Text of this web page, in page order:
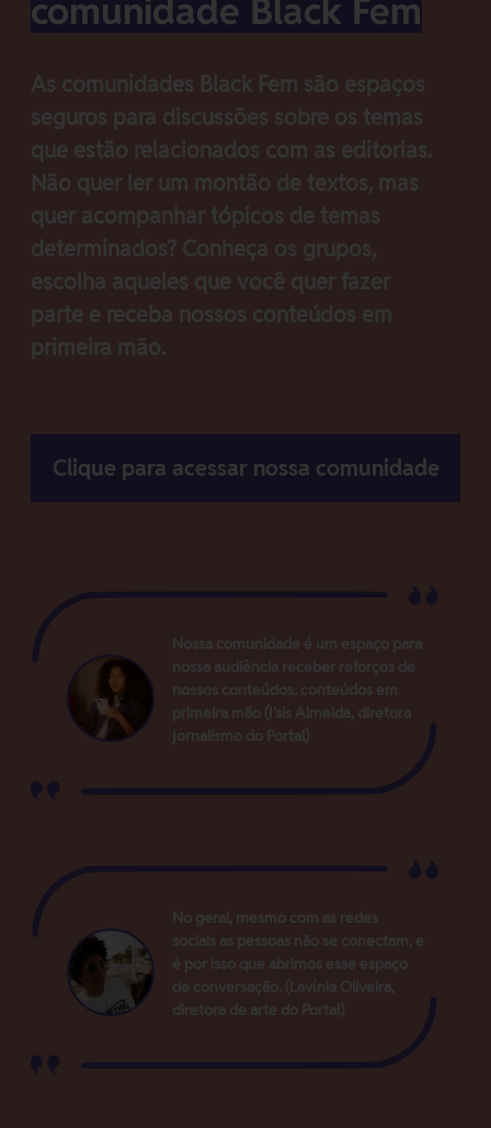
comunidade Black Fem
As comunidades Black Fem são espaços
seguros para discussões sobre os temas
que estão relacionados com as editorias.
Não quer ler um montão de textos, mas
quer acompanhar tópicos de temas
determinados? Conheça os grupos,
escolha aqueles que você quer fazer
parte e receba nossos conteúdos em
primeira mão.
Clique para acessar nossa comunidade
Nossa comunidade é um espaço para
nossa audiência receber reforços de
nossos conteúdos, conteúdos em
primeira mão (I'sis Almeida, diretora
jornalismo do Portal)
No geral, mesmo com as redes
sociais as pessoas não se conectam, e
é por isso que abrimos esse espaço
de conversação. (Lavínia Oliveira,
diretora de arte do Portal)